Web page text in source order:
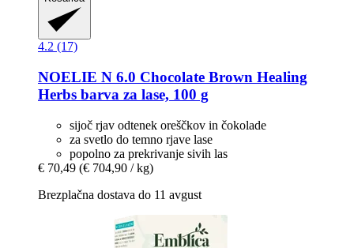
4.2 (17)
NOELIE N 6.0 Chocolate Brown Healing
Herbs barva za lase, 100 g
sijoč rjav odtenek oreščkov in čokolade
za svetlo do temno rjave lase
popolno za prekrivanje sivih las
€ 70,49 (€ 704,90 / kg)
Brezplačna dostava do 11 avgust